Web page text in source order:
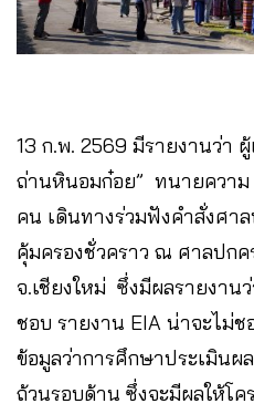
13 ก.พ. 2569 มีรายงานว่า
ถ่านหินอมก๋อย” ทนายควา
คน เดินทางร่วมฟังคำสั่งศา
คุ้มครองชั่วคราว ณ ศาลปกค
จ.เชียงใหม่ ซึ่งมีผลรายงาน
ชอบ รายงาน EIA น่าจะไม่
ข้อมูลว่าการศึกษาประเมินผ
ถ้วนรอบด้าน ซึ่งจะมีผลให้โค